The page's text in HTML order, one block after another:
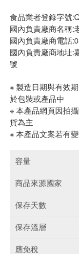
食品業者登錄字號
國內負責廠商名稱:
國內負責廠商電話
國內負責廠商地址:
號
※ 製造日期與有效
於包裝或產品中
※ 本產品網頁因拍
貨為主
※ 本產品文案若有
容量
商品來源國家
保存天數
保存溫層
應免稅